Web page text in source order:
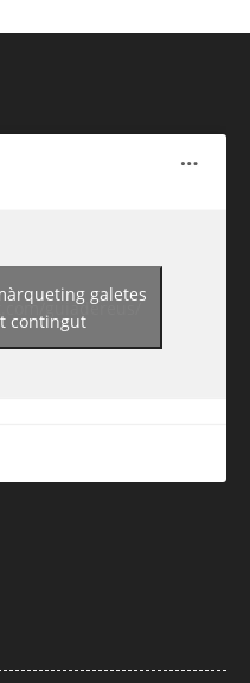
guiadereus/
galetes
contingut